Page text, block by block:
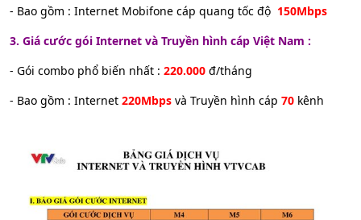
- Bao gồm : Internet Mobifone cáp quang tốc độ 150Mbps
3. Giá cước gói Internet và Truyền hình cáp Việt Nam :
- Gói combo phổ biến nhất : 220.000 đ/tháng
- Bao gồm : Internet 220Mbps và Truyền hình cáp 70 kênh